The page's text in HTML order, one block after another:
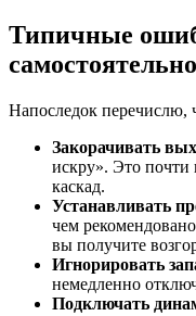
Типичные
Напоследок перечислю,
Закорачивать
искру». Это почти
каскад.
Устанавливать
чем
вы получите
Игнорировать
немедленно
Подключать